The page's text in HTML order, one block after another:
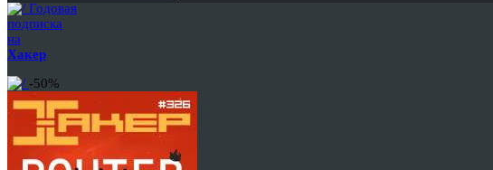
Годовая
подписка
на
Хакер
-50%